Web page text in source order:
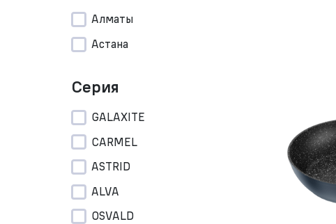
Алматы
Астана
Серия
GALAXITE
CARMEL
ASTRID
ALVA
OSVALD